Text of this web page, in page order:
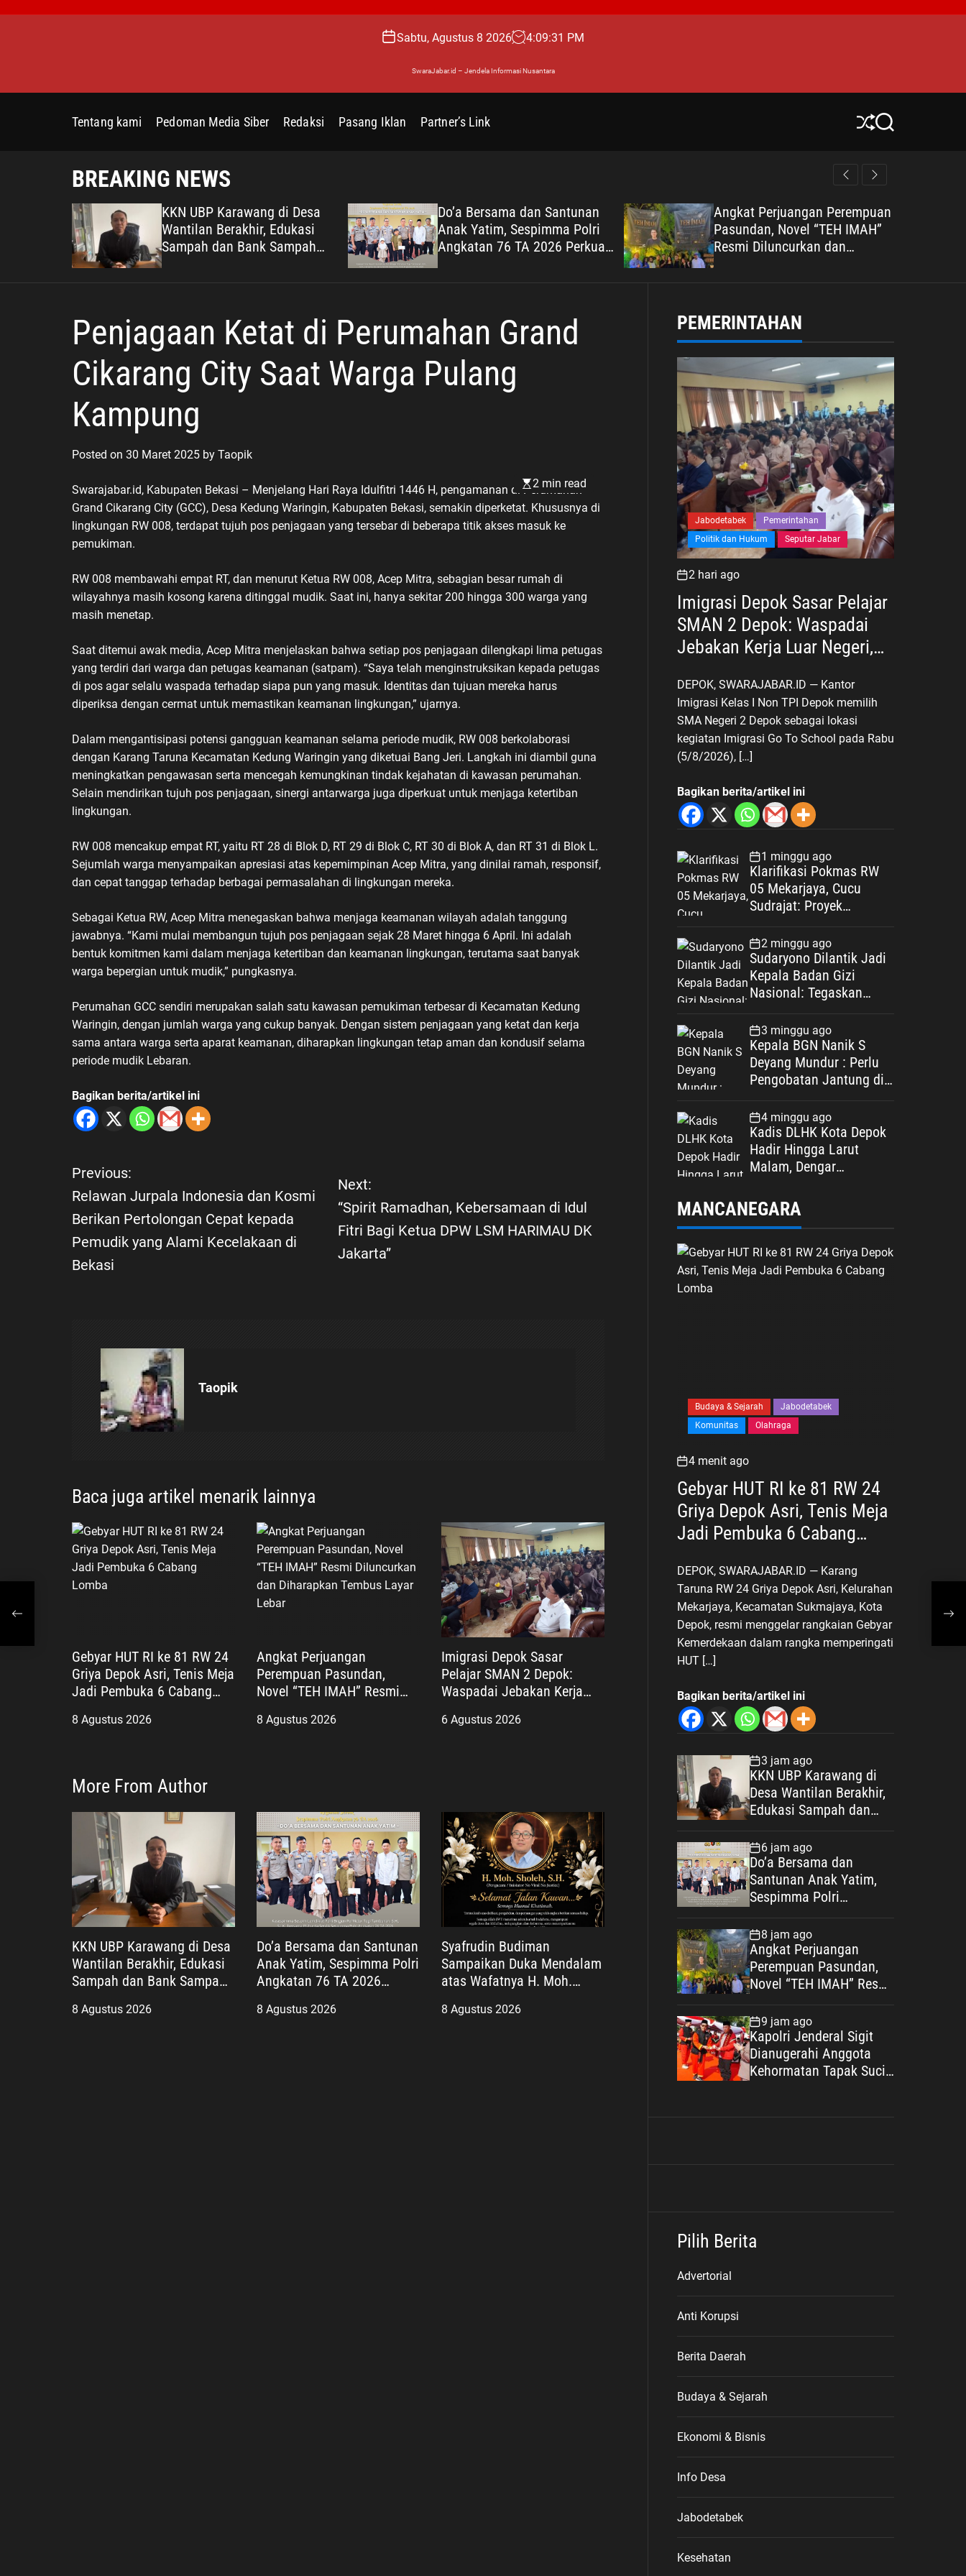
Sabtu, Agustus 8 2026 4:09:32 PM
SwaraJabar.id – Jendela Informasi Nusantara
Tentang kami Pedoman Media Siber Redaksi Pasang Iklan Partner’s Link
S
S
r
BREAKING NEWS
KKN UBP Karawang di Desa
Wantilan Berakhir, Edukasi
Sampah dan Bank Sampah
Jadi Warisan Pengabdian
Do’a Bersama dan Santunan
Anak Yatim, Sespimma Polri
Angkatan 76 TA 2026 Perkuat
Kepedulian Sosial
Angkat Perjuangan Perempuan
Pasundan, Novel “TEH IMAH”
Resmi Diluncurkan dan
Diharapkan Tembus Layar
Penjagaan Ketat di Perumahan Grand
Cikarang City Saat Warga Pulang
Kampung
Posted on 30 Maret 2025 by Taopik
2 min read
Swarajabar.id, Kabupaten Bekasi – Menjelang Hari Raya Idulfitri 1446 H, pengamanan di Perumahan
Grand Cikarang City (GCC), Desa Kedung Waringin, Kabupaten Bekasi, semakin diperketat. Khususnya di
lingkungan RW 008, terdapat tujuh pos penjagaan yang tersebar di beberapa titik akses masuk ke
pemukiman.
RW 008 membawahi empat RT, dan menurut Ketua RW 008, Acep Mitra, sebagian besar rumah di
wilayahnya masih kosong karena ditinggal mudik. Saat ini, hanya sekitar 200 hingga 300 warga yang
masih menetap.
Saat ditemui awak media, Acep Mitra menjelaskan bahwa setiap pos penjagaan dilengkapi lima petugas
yang terdiri dari warga dan petugas keamanan (satpam). “Saya telah menginstruksikan kepada petugas
di pos agar selalu waspada terhadap siapa pun yang masuk. Identitas dan tujuan mereka harus
diperiksa dengan cermat untuk memastikan keamanan lingkungan,” ujarnya.
Dalam mengantisipasi potensi gangguan keamanan selama periode mudik, RW 008 berkolaborasi
dengan Karang Taruna Kecamatan Kedung Waringin yang diketuai Bang Jeri. Langkah ini diambil guna
meningkatkan pengawasan serta mencegah kemungkinan tindak kejahatan di kawasan perumahan.
Selain mendirikan tujuh pos penjagaan, sinergi antarwarga juga diperkuat untuk menjaga ketertiban
lingkungan.
RW 008 mencakup empat RT, yaitu RT 28 di Blok D, RT 29 di Blok C, RT 30 di Blok A, dan RT 31 di Blok L.
Sejumlah warga menyampaikan apresiasi atas kepemimpinan Acep Mitra, yang dinilai ramah, responsif,
dan cepat tanggap terhadap berbagai permasalahan di lingkungan mereka.
Sebagai Ketua RW, Acep Mitra menegaskan bahwa menjaga keamanan wilayah adalah tanggung
jawabnya. “Kami mulai membangun tujuh pos penjagaan sejak 28 Maret hingga 6 April. Ini adalah
bentuk komitmen kami dalam menjaga ketertiban dan keamanan lingkungan, terutama saat banyak
warga bepergian untuk mudik,” pungkasnya.
Perumahan GCC sendiri merupakan salah satu kawasan pemukiman terbesar di Kecamatan Kedung
Waringin, dengan jumlah warga yang cukup banyak. Dengan sistem penjagaan yang ketat dan kerja
sama antara warga serta aparat keamanan, diharapkan lingkungan tetap aman dan kondusif selama
periode mudik Lebaran.
Bagikan berita/artikel ini
N
a
v
o
s
Previous:
Relawan Jurpala Indonesia dan Kosmi
Berikan Pertolongan Cepat kepada
Pemudik yang Alami Kecelakaan di
Bekasi
Next:
“Spirit Ramadhan, Kebersamaan di Idul
Fitri Bagi Ketua DPW LSM HARIMAU DK
Jakarta”
Taopik
Baca juga artikel menarik lainnya
Gebyar HUT RI ke 81 RW 24
Griya Depok Asri, Tenis Meja
Jadi Pembuka 6 Cabang
8 Agustus 2026
Angkat Perjuangan
Perempuan Pasundan,
Novel “TEH IMAH” Resmi
Tembus Layar Lebar
8 Agustus 2026
Imigrasi Depok Sasar
Pelajar SMAN 2 Depok:
Waspadai Jebakan Kerja
6 Agustus 2026
More From Author
KKN UBP Karawang di Desa
Wantilan Berakhir, Edukasi
Sampah dan Bank Sampah
8 Agustus 2026
Do’a Bersama dan Santunan
Anak Yatim, Sespimma Polri
Angkatan 76 TA 2026
8 Agustus 2026
Syafrudin Budiman
Sampaikan Duka Mendalam
atas Wafatnya H. Moh.
“No Viral No Justice”
8 Agustus 2026
PEMERINTAHAN
Jabodetabek
Pemerintahan
Politik dan Hukum
Seputar Jabar
2 hari ago
Imigrasi Depok Sasar Pelajar
SMAN 2 Depok: Waspadai
Jebakan Kerja Luar Negeri,
Depan
DEPOK, SWARAJABAR.ID — Kantor
Imigrasi Kelas I Non TPI Depok memilih
SMA Negeri 2 Depok sebagai lokasi
kegiatan Imigrasi Go To School pada Rabu
(5/8/2026), […]
Bagikan berita/artikel ini
1 minggu ago
Klarifikasi Pokmas RW
05 Mekarjaya, Cucu
Sudrajat: Proyek
Spesifikasi
2 minggu ago
Sudaryono Dilantik Jadi
Kepala Badan Gizi
Nasional: Tegaskan
Kepentingan
3 minggu ago
Kepala BGN Nanik S
Deyang Mundur : Perlu
Pengobatan Jantung di
4 minggu ago
Kadis DLHK Kota Depok
Hadir Hingga Larut
Malam, Dengar
Retribusi Sampah di
MANCANEGARA
Budaya & Sejarah
Jabodetabek
Komunitas
Olahraga
4 menit ago
Gebyar HUT RI ke 81 RW 24
Griya Depok Asri, Tenis Meja
Jadi Pembuka 6 Cabang
DEPOK, SWARAJABAR.ID — Karang
Taruna RW 24 Griya Depok Asri, Kelurahan
Mekarjaya, Kecamatan Sukmajaya, Kota
Depok, resmi menggelar rangkaian Gebyar
Kemerdekaan dalam rangka memperingati
HUT […]
Bagikan berita/artikel ini
3 jam ago
KKN UBP Karawang di
Desa Wantilan Berakhir,
Edukasi Sampah dan
Warisan Pengabdian
6 jam ago
Do’a Bersama dan
Santunan Anak Yatim,
Sespimma Polri
Perkuat Kepedulian
Sosial
8 jam ago
Angkat Perjuangan
Perempuan Pasundan,
Novel “TEH IMAH” Resmi
Diharapkan Tembus
Layar Lebar
9 jam ago
Kapolri Jenderal Sigit
Dianugerahi Anggota
Kehormatan Tapak Suci,
Pilih Berita
Advertorial
Anti Korupsi
Berita Daerah
Budaya & Sejarah
Ekonomi & Bisnis
Info Desa
Jabodetabek
Kesehatan